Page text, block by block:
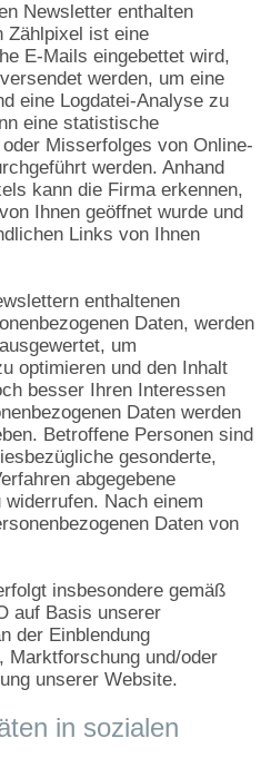
Newsletter enthalten
Zählpixel ist eine
E-Mails eingebettet wird,
werden, um eine
eine Logdatei-Analyse zu
eine statistische
Misserfolges von Online-
werden. Anhand
kann die Firma erkennen,
Ihnen geöffnet wurde und
Links von Ihnen
enthaltenen
Daten, werden
um
optimieren und den Inhalt
besser Ihren Interessen
Daten werden
Betroffene Personen sind
gesonderte,
abgegebene
Nach einem
Daten von
insbesondere gemäß
auf Basis unserer
der Einblendung
Marktforschung und/oder
unserer Website.
in sozialen